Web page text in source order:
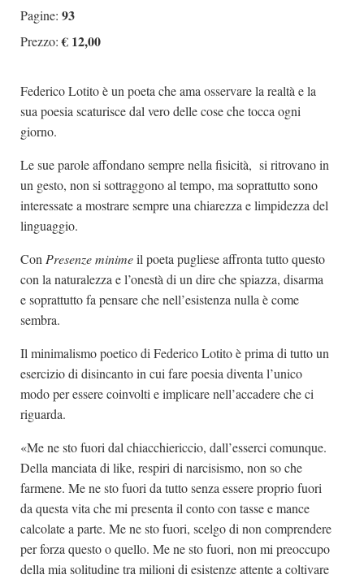
Pagine: 93
Prezzo:€ 12,00
Federico Lotito è un poeta che ama osservare la realtà e la
sua poesia scaturisce dal vero delle cose che tocca ogni
giorno.
Le sue parole affondano sempre nella fisicità, si ritrovano in
un gesto, non si sottraggono al tempo, ma soprattutto sono
interessate a mostrare sempre una chiarezza e limpidezza del
linguaggio.
ConPresenze minimeil poeta pugliese affronta tutto questo
con la naturalezza e l’onestà di un dire che spiazza, disarma
e soprattutto fa pensare che nell’esistenza nulla è come
sembra.
Il minimalismo poetico di Federico Lotito è prima di tutto un
esercizio di disincanto in cui fare poesia diventa l’unico
modo per essere coinvolti e implicare nell’accadere che ci
riguarda.
«Me ne sto fuori dal chiacchiericcio, dall’esserci comunque.
Della manciata di like, respiri di narcisismo, non so che
farmene. Me ne sto fuori da tutto senza essere proprio fuori
da questa vita che mi presenta il conto con tasse e mance
calcolate a parte. Me ne sto fuori, scelgo di non comprendere
per forza questo o quello. Me ne sto fuori, non mi preoccupo
della mia solitudine tra milioni di esistenze attente a coltivare